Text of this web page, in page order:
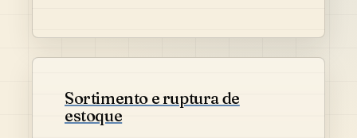
Sortimento e ruptura de
estoque